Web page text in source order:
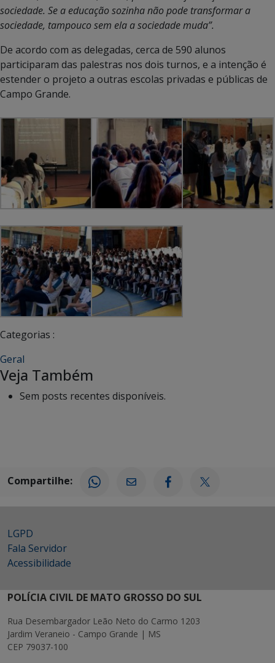
sociedade. Se a educação sozinha não pode transformar a
sociedade, tampouco sem ela a sociedade muda”.
De acordo com as delegadas, cerca de 590 alunos
participaram das palestras nos dois turnos, e a intenção é
estender o projeto a outras escolas privadas e públicas de
Campo Grande.
Categorias :
Geral
Veja Também
Sem posts recentes disponíveis.
Compartilhe:
LGPD
Fala Servidor
Acessibilidade
POLÍCIA CIVIL DE MATO GROSSO DO SUL
Rua Desembargador Leão Neto do Carmo 1203
Jardim Veraneio - Campo Grande | MS
CEP 79037-100